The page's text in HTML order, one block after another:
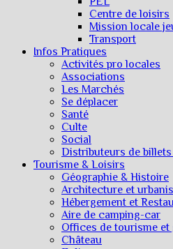
Centre de loisirs
Mission locale
Transport
Infos Pratiques
Activités pro locales
Associations
Les Marchés
Se déplacer
Santé
Culte
Social
Distributeurs de
Tourisme & Loisirs
Géographie & Histoire
Architecture et
Hébergement et
Aire de camping-car
Offices de tourisme et
Château